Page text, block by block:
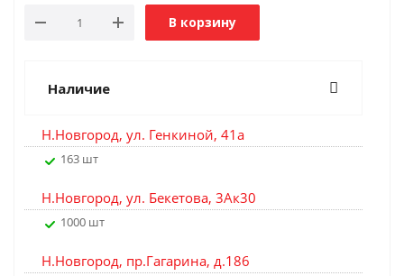
В корзину
Наличие
Н.Новгород, ул. Генкиной, 41а
163 шт
Н.Новгород, ул. Бекетова, 3Ак30
1000 шт
Н.Новгород, пр.Гагарина, д.186